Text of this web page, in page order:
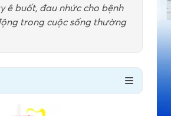
ê buốt, đau nhức cho bệnh
trong cuộc sống thường